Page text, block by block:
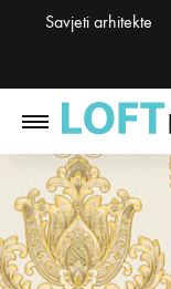
Savjeti arhitekte